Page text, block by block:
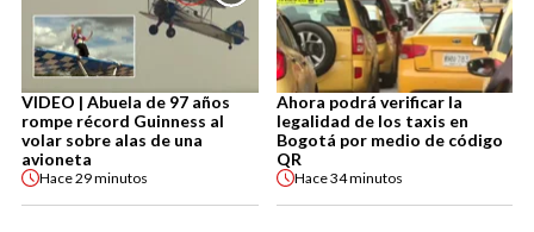
VIDEO | Abuela de 97 años
rompe récord Guinness al
volar sobre alas de una
avioneta
Hace29 minutos
Ahora podrá verificar la
legalidad de los taxis en
Bogotá por medio de código
QR
Hace34 minutos